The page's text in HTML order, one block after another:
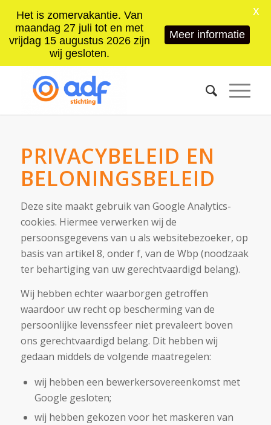
PRIVACYBELEID EN
BELONINGSBELEID
Deze site maakt gebruik van Google Analytics-
cookies. Hiermee verwerken wij de
persoonsgegevens van u als websitebezoeker, op
basis van artikel 8, onder f, van de Wbp (noodzaak
ter behartiging van uw gerechtvaardigd belang).
Wij hebben echter waarborgen getroffen
waardoor uw recht op bescherming van de
persoonlijke levenssfeer niet prevaleert boven
ons gerechtvaardigd belang. Dit hebben wij
gedaan middels de volgende maatregelen:
wij hebben een bewerkersovereenkomst met
Google gesloten;
wij hebben gekozen voor het maskeren van
Het is zomervakantie. Van
maandag 27 juli tot en met
vrijdag 15 augustus 2026 zijn
wij gesloten.
Meer informatie
X